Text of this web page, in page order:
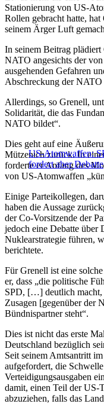
Stationierung von US-
Rollen gebracht hatte,
seinem Ärger Luft
In seinem Beitrag
NATO angesichts der
ausgehenden Gefahren
Abschreckung der
Allerdings, so Grenell,
Solidarität, die das
NATO bildet“.
US-Atomwaffen:
fordert aber Debatte
Dies geht auf eine
Mützenich zurück. In
forderte er Anfang des
von US-Atomwaffen
Einige Parteikollegen,
haben die Aussage
der Co-Vorsitzende der
jedoch eine Debatte über
Nuklearstrategie führen,
berichtete.
Für Grenell ist eine
er, dass „die politische
SPD, […] deutlich macht,
Zusagen [gegenüber der
Bündnispartner steht“.
Dies ist nicht das erste
Deutschland bezüglich
Seit seinem Amtsantritt
aufgefordert, die
Verteidigungsausgaben
damit, einen Teil der US-
abzuziehen, falls das